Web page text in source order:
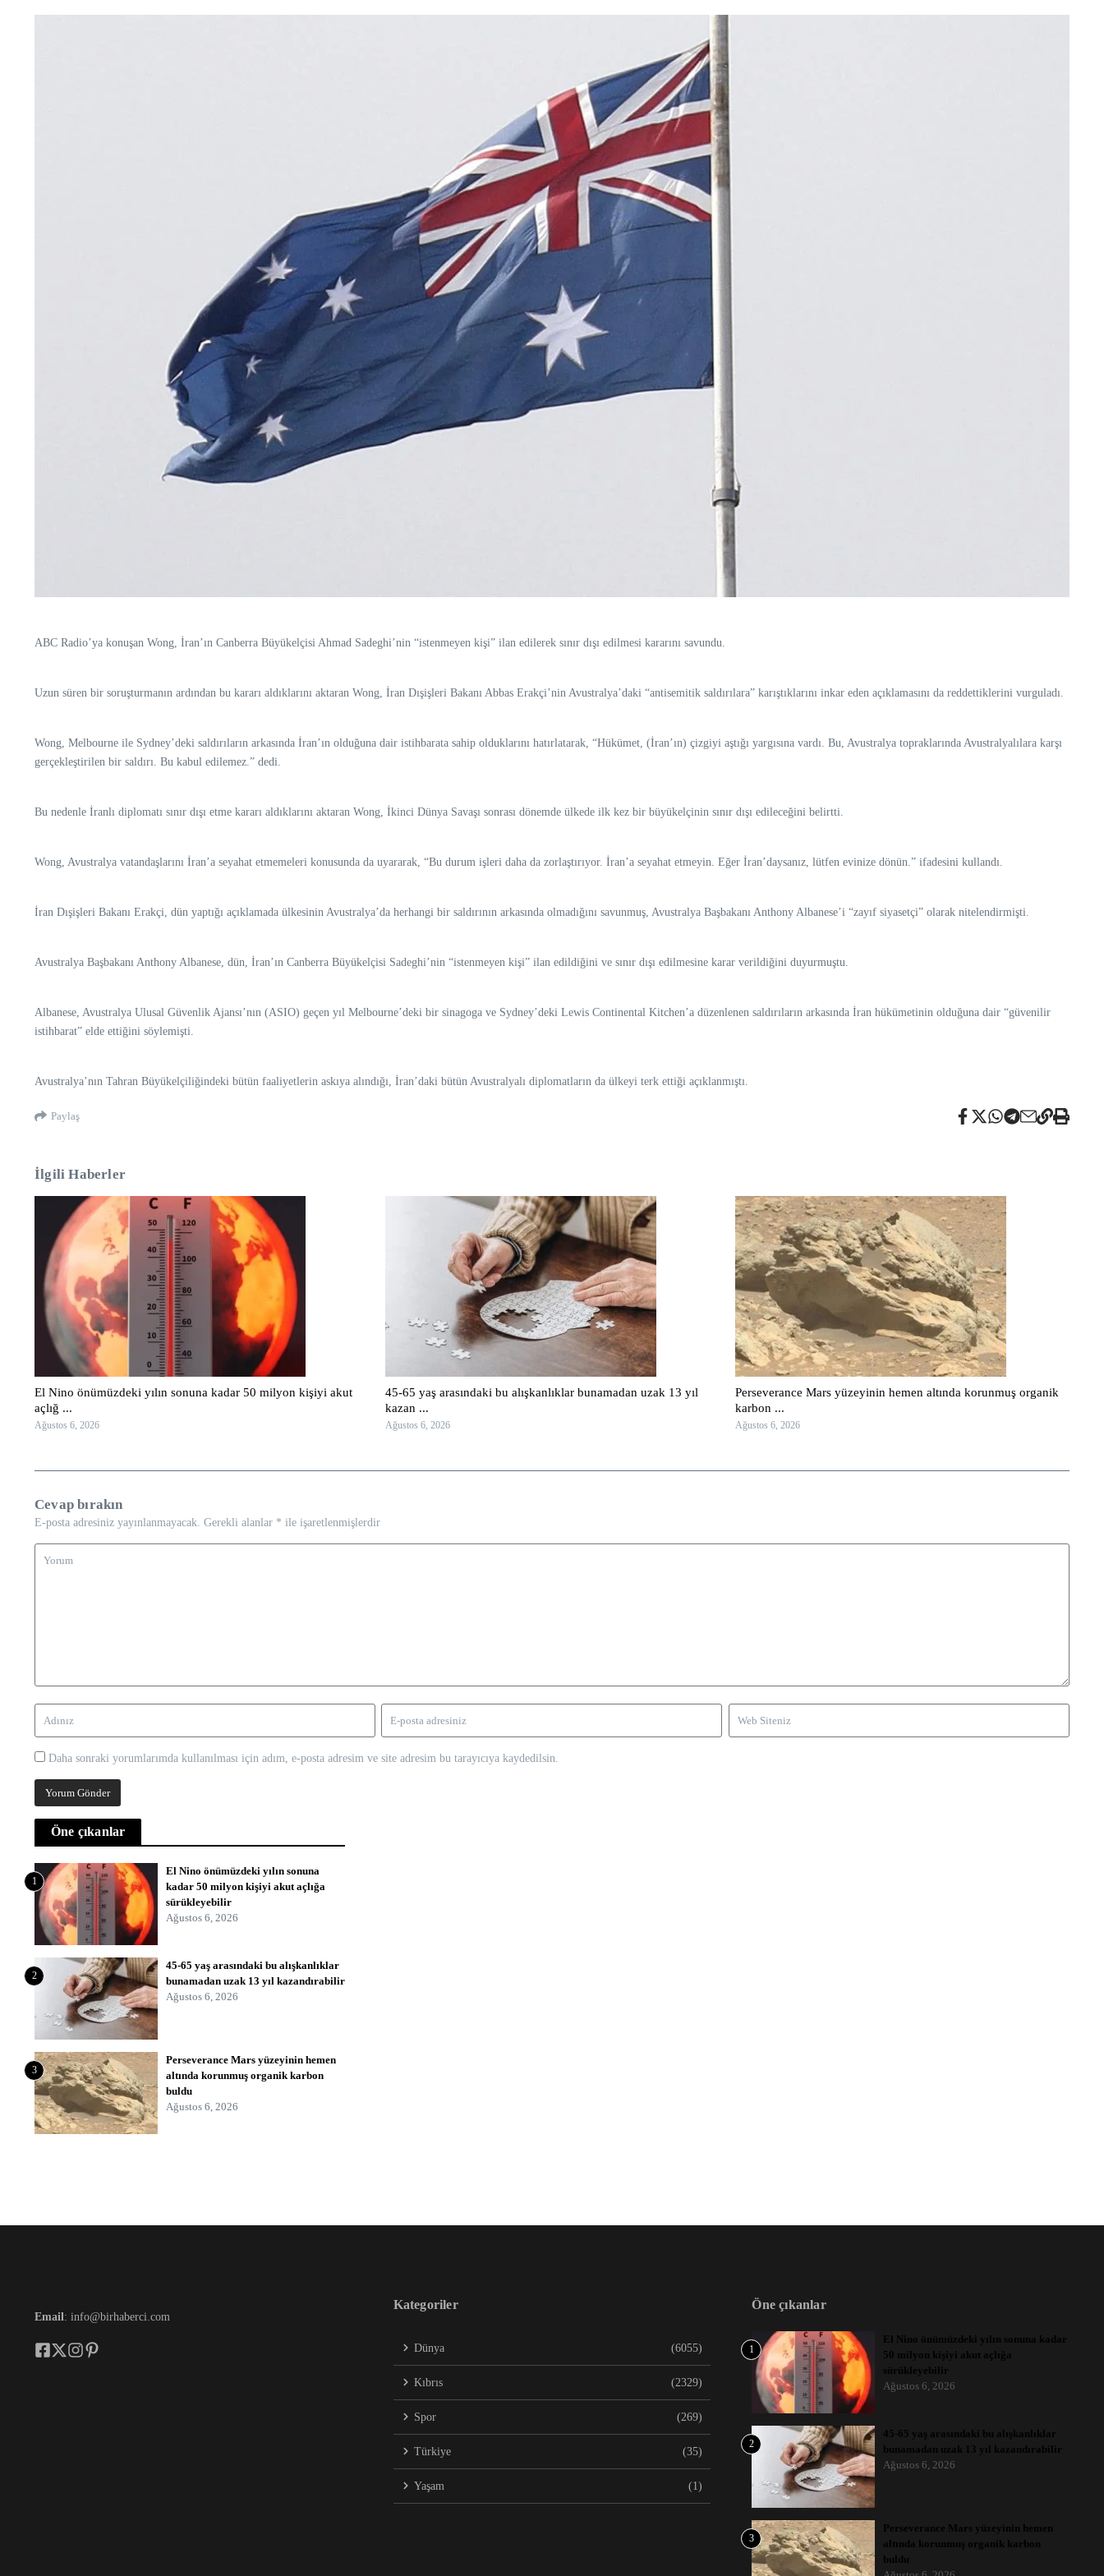
ABC Radio’ya konuşan Wong, İran’ın Canberra Büyükelçisi Ahmad Sadeghi’nin “istenmeyen kişi” ilan edilerek sınır dışı edilmesi kararını savundu.
Uzun süren bir soruşturmanın ardından bu kararı aldıklarını aktaran Wong, İran Dışişleri Bakanı Abbas Erakçi’nin Avustralya’daki “antisemitik saldırılara” karıştıklarını inkar eden açıklamasını da reddettiklerini vurguladı.
Wong, Melbourne ile Sydney’deki saldırıların arkasında İran’ın olduğuna dair istihbarata sahip olduklarını hatırlatarak, “Hükümet, (İran’ın) çizgiyi aştığı yargısına vardı. Bu, Avustralya topraklarında Avustralyalılara karşı
gerçekleştirilen bir saldırı. Bu kabul edilemez.” dedi.
Bu nedenle İranlı diplomatı sınır dışı etme kararı aldıklarını aktaran Wong, İkinci Dünya Savaşı sonrası dönemde ülkede ilk kez bir büyükelçinin sınır dışı edileceğini belirtti.
Wong, Avustralya vatandaşlarını İran’a seyahat etmemeleri konusunda da uyararak, “Bu durum işleri daha da zorlaştırıyor. İran’a seyahat etmeyin. Eğer İran’daysanız, lütfen evinize dönün.” ifadesini kullandı.
İran Dışişleri Bakanı Erakçi, dün yaptığı açıklamada ülkesinin Avustralya’da herhangi bir saldırının arkasında olmadığını savunmuş, Avustralya Başbakanı Anthony Albanese’i “zayıf siyasetçi” olarak nitelendirmişti.
Avustralya Başbakanı Anthony Albanese, dün, İran’ın Canberra Büyükelçisi Sadeghi’nin “istenmeyen kişi” ilan edildiğini ve sınır dışı edilmesine karar verildiğini duyurmuştu.
Albanese, Avustralya Ulusal Güvenlik Ajansı’nın (ASIO) geçen yıl Melbourne’deki bir sinagoga ve Sydney’deki Lewis Continental Kitchen’a düzenlenen saldırıların arkasında İran hükümetinin olduğuna dair “güvenilir
istihbarat” elde ettiğini söylemişti.
Avustralya’nın Tahran Büyükelçiliğindeki bütün faaliyetlerin askıya alındığı, İran’daki bütün Avustralyalı diplomatların da ülkeyi terk ettiği açıklanmıştı.
Paylaş
İlgili Haberler
El Nino önümüzdeki yılın sonuna kadar 50 milyon kişiyi akut
açlığ ...
Ağustos 6, 2026
45-65 yaş arasındaki bu alışkanlıklar bunamadan uzak 13 yıl
kazan ...
Ağustos 6, 2026
Perseverance Mars yüzeyinin hemen altında korunmuş organik
karbon ...
Ağustos 6, 2026
Cevap bırakın
E-posta adresiniz yayınlanmayacak. Gerekli alanlar * ile işaretlenmişlerdir
Daha sonraki yorumlarımda kullanılması için adım, e-posta adresim ve site adresim bu tarayıcıya kaydedilsin.
Öne çıkanlar
1
El Nino önümüzdeki yılın sonuna
kadar 50 milyon kişiyi akut açlığa
sürükleyebilir
Ağustos 6, 2026
2
45-65 yaş arasındaki bu alışkanlıklar
bunamadan uzak 13 yıl kazandırabilir
Ağustos 6, 2026
3
Perseverance Mars yüzeyinin hemen
altında korunmuş organik karbon
buldu
Ağustos 6, 2026
Email : info@birhaberci.com
Kategoriler
Dünya (6055)
Kıbrıs (2329)
Spor (269)
Türkiye (35)
Yaşam (1)
Öne çıkanlar
1
El Nino önümüzdeki yılın sonuna kadar
50 milyon kişiyi akut açlığa
sürükleyebilir
Ağustos 6, 2026
2
45-65 yaş arasındaki bu alışkanlıklar
bunamadan uzak 13 yıl kazandırabilir
Ağustos 6, 2026
3
Perseverance Mars yüzeyinin hemen
altında korunmuş organik karbon
buldu